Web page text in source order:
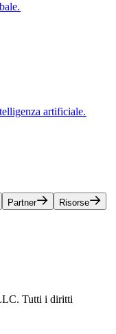
artificiale.​​
Partner​​ Risorse​​
Tutti i diritti